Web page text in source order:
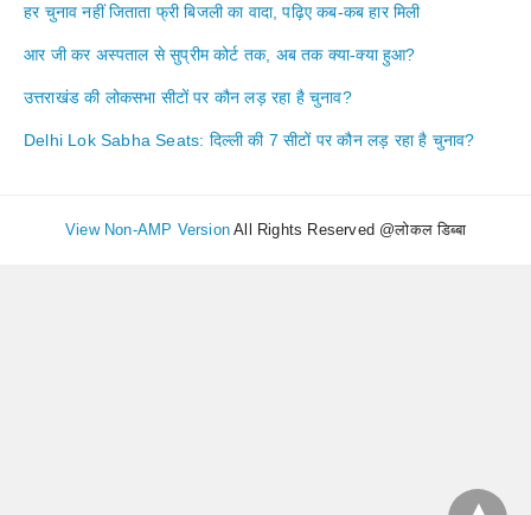
हर चुनाव नहीं जिताता फ्री बिजली का वादा, पढ़िए कब-कब हार मिली
आर जी कर अस्पताल से सुप्रीम कोर्ट तक, अब तक क्या-क्या हुआ?
उत्तराखंड की लोकसभा सीटों पर कौन लड़ रहा है चुनाव?
Delhi Lok Sabha Seats: दिल्ली की 7 सीटों पर कौन लड़ रहा है चुनाव?
View Non-AMP Version All Rights Reserved @लोकल डिब्बा